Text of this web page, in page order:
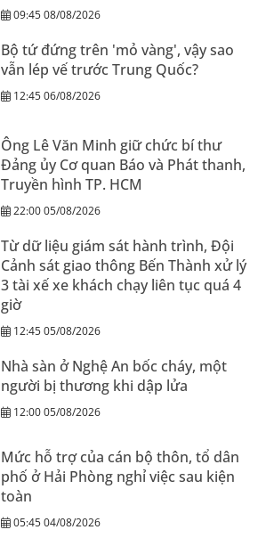
09:45 08/08/2026
Bộ tứ đứng trên 'mỏ vàng', vậy sao
vẫn lép vế trước Trung Quốc?
12:45 06/08/2026
Ông Lê Văn Minh giữ chức bí thư
Đảng ủy Cơ quan Báo và Phát thanh,
Truyền hình TP. HCM
22:00 05/08/2026
Từ dữ liệu giám sát hành trình, Đội
Cảnh sát giao thông Bến Thành xử lý
3 tài xế xe khách chạy liên tục quá 4
giờ
12:45 05/08/2026
Nhà sàn ở Nghệ An bốc cháy, một
người bị thương khi dập lửa
12:00 05/08/2026
Mức hỗ trợ của cán bộ thôn, tổ dân
phố ở Hải Phòng nghỉ việc sau kiện
toàn
05:45 04/08/2026